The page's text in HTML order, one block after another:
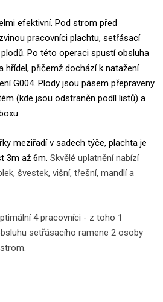
efektivní. Pod strom před
pracovníci plachtu, setřásací
Po této operaci spustí obsluha
hřídel, přičemž dochází k natažení
G004. Plody jsou pásem přepraveny
(kde jsou odstraněn podíl listů) a
meziřadí v sadech týče, plachta je
3m až 6m. Skvělé uplatnění nabízí
švestek, višní, třešní, mandlí a
4 pracovníci - z toho 1
setřásacího ramene 2 osoby